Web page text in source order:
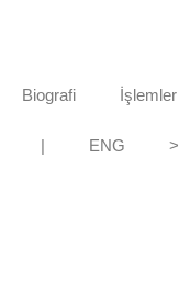
Biografi İşlemler
| ENG >